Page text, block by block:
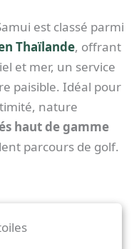
est classé parmi
Thaïlande, offrant
et mer, un service
paisible. Idéal pour
nature
haut de gamme
parcours de golf.